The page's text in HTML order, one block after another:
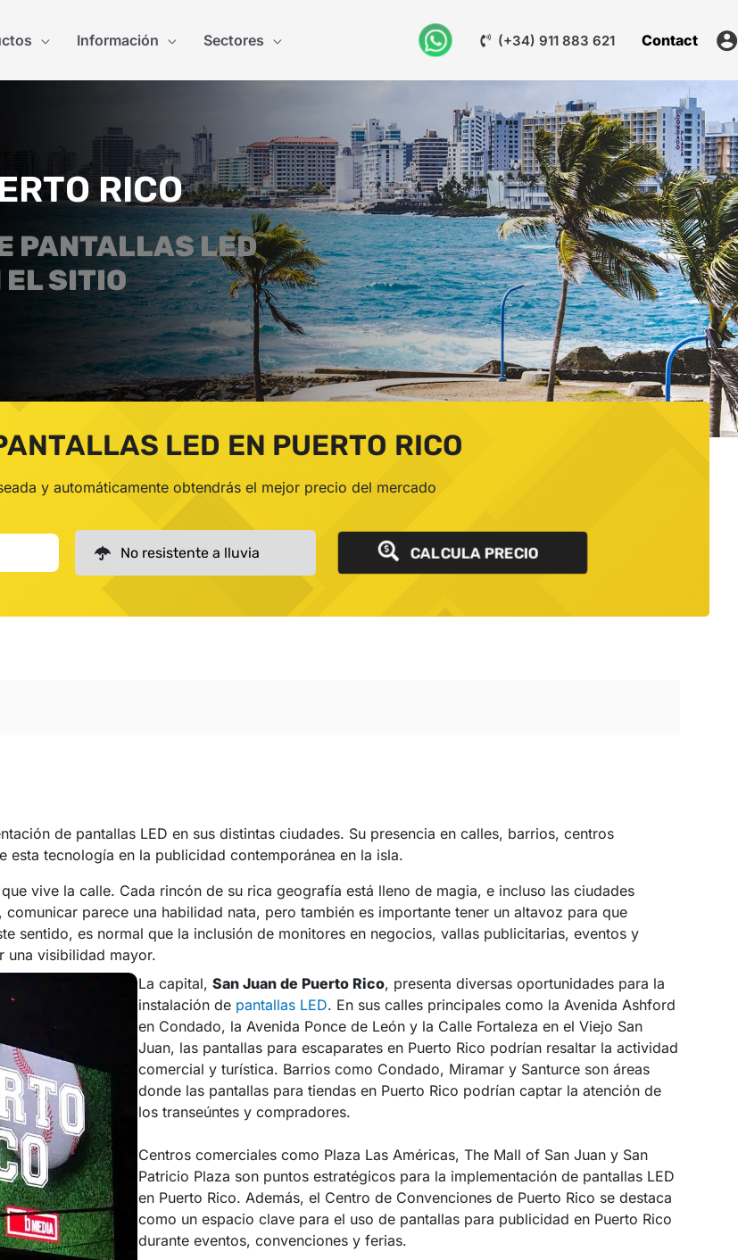
Información Sectores (+34) 911 883 621 Contact
RICO
PANTALLAS LED
EL SITIO
LED EN PUERTO RICO
y automáticamente obtendrás el mejor precio del mercado
CALCULA PRECIO
de pantallas LED en sus distintas ciudades. Su presencia en calles, barrios, centros
tecnología en la publicidad contemporánea en la isla.
vive la calle. Cada rincón de su rica geografía está lleno de magia, e incluso las ciudades
parece una habilidad nata, pero también es importante tener un altavoz para que
sentido, es normal que la inclusión de monitores en negocios, vallas publicitarias, eventos y
una visibilidad mayor.
La capital, San Juan de Puerto Rico, presenta diversas oportunidades para la
instalación de pantallas LED. En sus calles principales como la Avenida Ashford
en Condado, la Avenida Ponce de León y la Calle Fortaleza en el Viejo San
Juan, las pantallas para escaparates en Puerto Rico podrían resaltar la actividad
comercial y turística. Barrios como Condado, Miramar y Santurce son áreas
donde las pantallas para tiendas en Puerto Rico podrían captar la atención de
los transeúntes y compradores.
Centros comerciales como Plaza Las Américas, The Mall of San Juan y San
Patricio Plaza son puntos estratégicos para la implementación de pantallas LED
en Puerto Rico. Además, el Centro de Convenciones de Puerto Rico se destaca
como un espacio clave para el uso de pantallas para publicidad en Puerto Rico
durante eventos, convenciones y ferias.